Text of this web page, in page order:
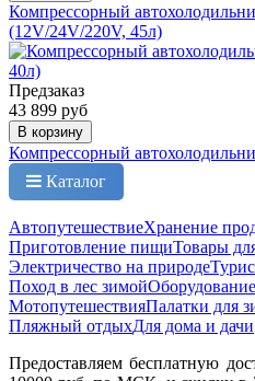
Компрессорный
(12V/24V/220V, 45л)
Предзаказ
43 899 руб
В корзину
Компрессорный
Каталог
АвтопутешествиеХранение
Приготовление пищиТовары
Электричество на природе
Поход в лес зимой
МотопутешествияПалатки для
Пляжный отдыхДля дома и дачи
Предоставляем бесплатную